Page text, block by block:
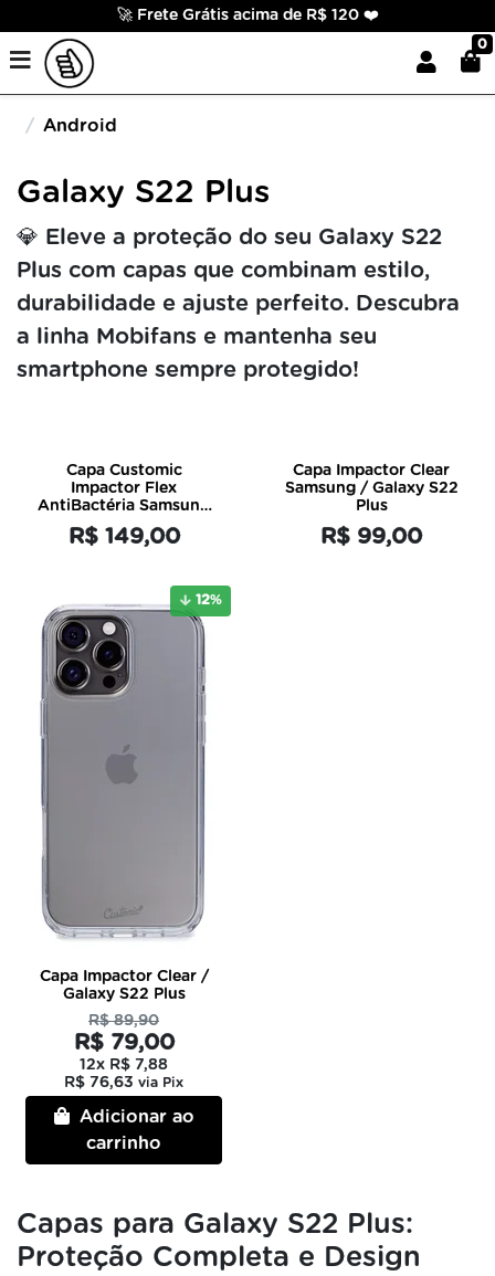
🚀 Frete Grátis acima de R$ 120 ❤️
0
Android
Galaxy S22 Plus
💎 Eleve a proteção do seu Galaxy S22
Plus com capas que combinam estilo,
durabilidade e ajuste perfeito. Descubra
a linha Mobifans e mantenha seu
smartphone sempre protegido!
Capa Customic
Impactor Flex
AntiBactéria Samsung
/ Galaxy S22 Plus
R$ 149,00
Capa Impactor Clear
Samsung / Galaxy S22
Plus
R$ 99,00
12%
Capa Impactor Clear /
Galaxy S22 Plus
R$ 89,90
R$ 79,00
12x R$ 7,88
R$ 76,63 via Pix
Adicionar ao
carrinho
Capas para Galaxy S22 Plus:
Proteção Completa e Design